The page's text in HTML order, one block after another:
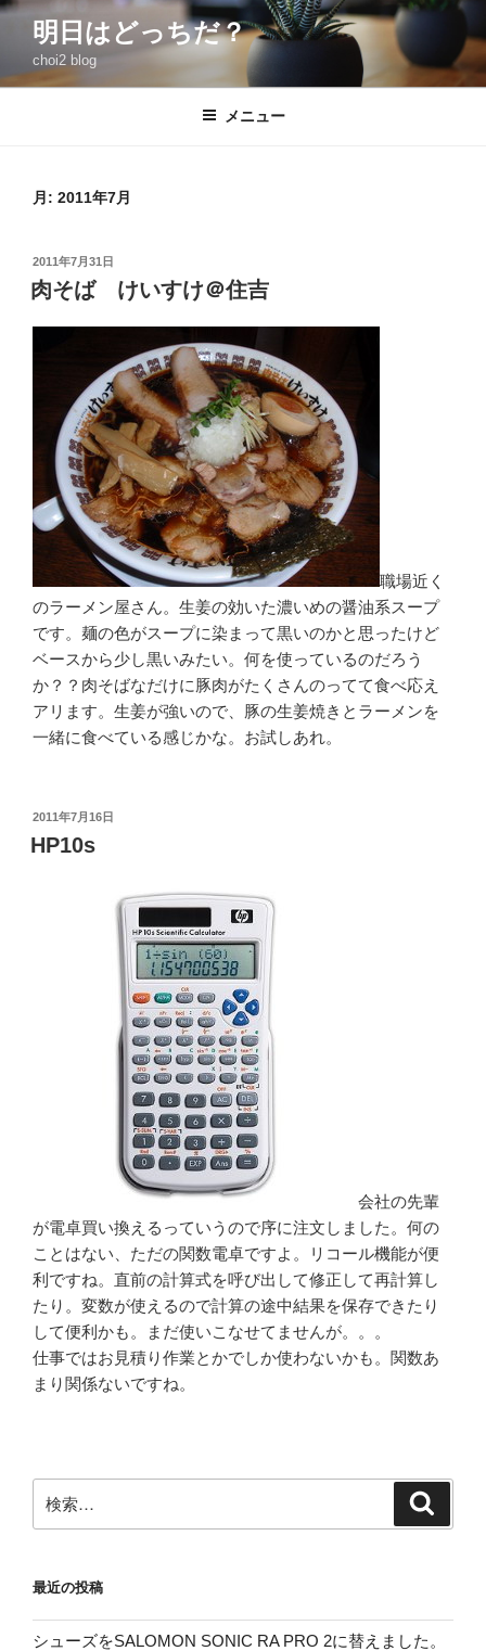
コ
ン
明日はどっちだ？
choi2 blog
メニュー
月: 2011年7月
投
稿
日:
2011年7月31日
肉そば けいすけ＠住吉
職場近く
のラーメン屋さん。生姜の効いた濃いめの醤油系スープ
です。麺の色がスープに染まって黒いのかと思ったけど
ベースから少し黒いみたい。何を使っているのだろう
か？？肉そばなだけに豚肉がたくさんのってて食べ応え
アリます。生姜が強いので、豚の生姜焼きとラーメンを
一緒に食べている感じかな。お試しあれ。
投
稿
日:
2011年7月16日
HP10s
会社の先輩
が電卓買い換えるっていうので序に注文しました。何の
ことはない、ただの関数電卓ですよ。リコール機能が便
利ですね。直前の計算式を呼び出して修正して再計算し
たり。変数が使えるので計算の途中結果を保存できたり
して便利かも。まだ使いこなせてませんが。。。
仕事ではお見積り作業とかでしか使わないかも。関数あ
まり関係ないですね。
索:
最近の投稿
シューズをSALOMON SONIC RA PRO 2に替えました。